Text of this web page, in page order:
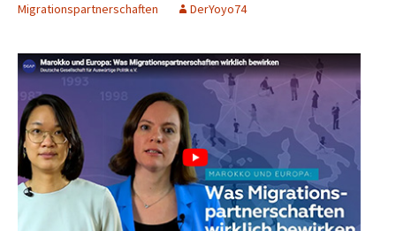
Migrationspartnerschaften
DerYoyo74